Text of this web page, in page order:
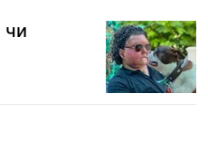
чи